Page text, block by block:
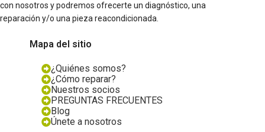
con nosotros y podremos ofrecerte un diagnóstico, una
reparación y/o una pieza reacondicionada.
Mapa del sitio
¿Quiénes somos?
¿Cómo reparar?
Nuestros socios
PREGUNTAS FRECUENTES
Blog
Únete a nosotros